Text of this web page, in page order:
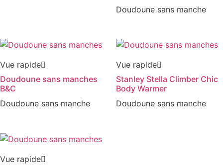
Doudoune sans manche
Vue rapide
Doudoune sans manches
B&C
Doudoune sans manche
Vue rapide
Stanley Stella Climber Chic
Body Warmer
Doudoune sans manche
Vue rapide